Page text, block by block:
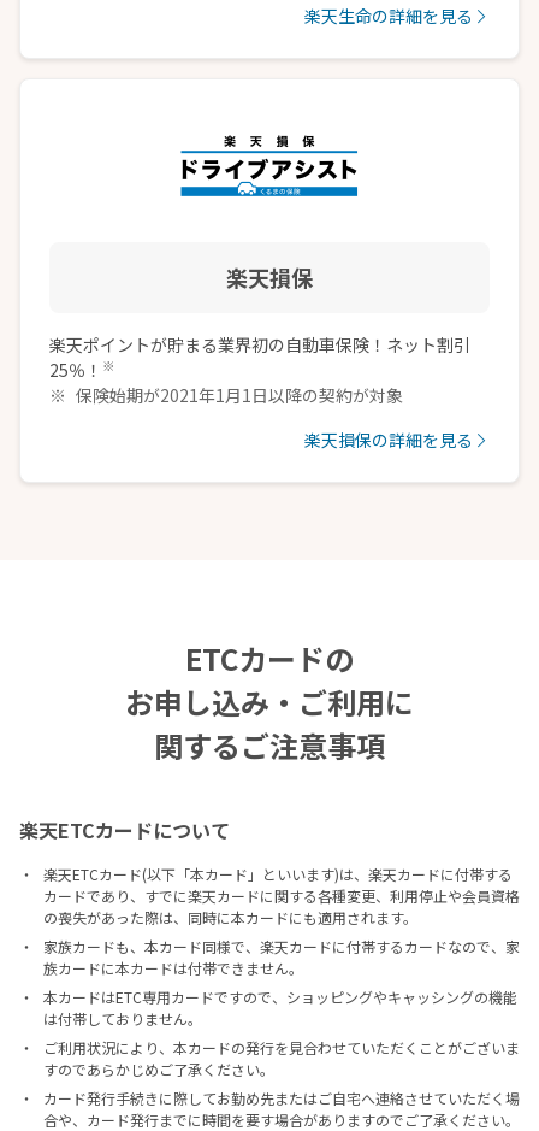
楽天生命の詳細を見る
楽天損保
楽天ポイントが貯まる業界初の自動車保険！ネット割引
25％！ ※
保険始期が2021年1月1日以降の契約が対象
楽天損保の詳細を見る
ETCカードの
お申し込み・ご利用に
関するご注意事項
楽天ETCカードについて
楽天ETCカード(以下「本カード」といいます)は、楽天カードに付帯する
カードであり、すでに楽天カードに関する各種変更、利用停止や会員資格
の喪失があった際は、同時に本カードにも適用されます。
家族カードも、本カード同様で、楽天カードに付帯するカードなので、家
族カードに本カードは付帯できません。
本カードはETC専用カードですので、ショッピングやキャッシングの機能
は付帯しておりません。
ご利用状況により、本カードの発行を見合わせていただくことがございま
すのであらかじめご了承ください。
カード発行手続きに際してお勤め先またはご自宅へ連絡させていただく場
合や、カード発行までに時間を要す場合がありますのでご了承ください。